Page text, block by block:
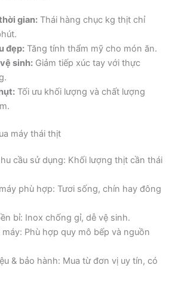
gian:Thái hàng chục kg thịt chỉ
đẹp:Tăng tính thẩm mỹ cho món ăn.
sinh:Giảm tiếp xúc tay với thực
Tối ưu khối lượng và chất lượng
máy thái thịt
cầu sử dụng: Khối lượng thịt cần thái
phù hợp: Tươi sống, chín hay đông
bỉ: Inox chống gỉ, dễ vệ sinh.
Phù hợp quy mô bếp và nguồn
& bảo hành: Mua từ đơn vị uy tín, có